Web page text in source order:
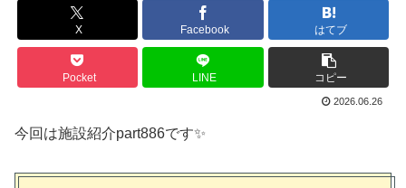
X Facebook はてブ
Pocket LINE コピー
2026.06.26
今回は施設紹介part886です✨